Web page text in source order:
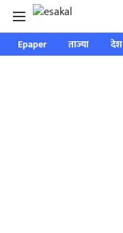
Epaper ताज्या देश